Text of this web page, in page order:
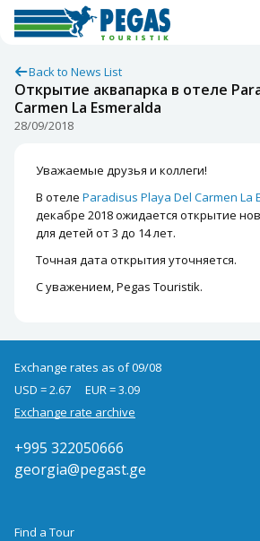
Back to News List
Открытие аквапарка в отеле
Carmen La Esmeralda
28/09/2018
Уважаемые друзья и коллеги!
В отеле Paradisus Playa Del Carmen La
декабре 2018 ожидается открытие
для детей от 3 до 14 лет.
Точная дата открытия уточняется.
С уважением, Pegas Touristik.
Exchange rates as of 09/08
USD = 2.67
EUR = 3.09
Exchange rate archive
+995 322050666
georgia@pegast.ge
Find a Tour